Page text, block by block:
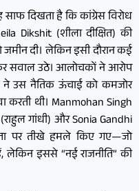
दिखता है कि कांग्रेस विरोध
Dikshit (शीला दीक्षित) की
दी। लेकिन इसी दौरान कई
सवाल उठे। आलोचकों ने आरोप
ने उस नैतिक ऊंचाई को कमजोर
करती थी। Manmohan Singh
गांधी) और Sonia Gandhi
पर तीखे हमले किए गए—जो
लेकिन इससे “नई राजनीति” की